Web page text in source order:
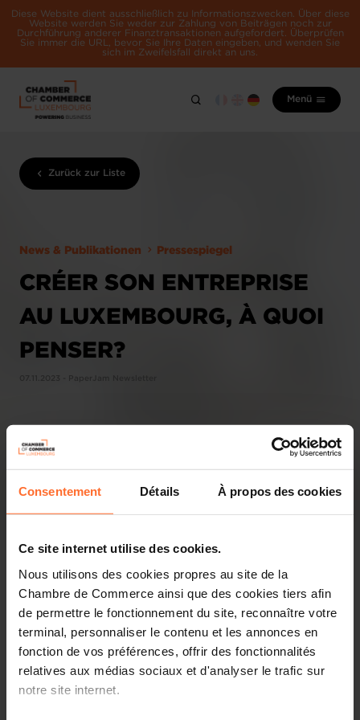
Consentement Détails À propos des cookies
Ce site internet utilise des cookies.
Nous utilisons des cookies propres au site de la
Chambre de Commerce ainsi que des cookies tiers afin
de permettre le fonctionnement du site, reconnaître votre
terminal, personnaliser le contenu et les annonces en
fonction de vos préférences, offrir des fonctionnalités
relatives aux médias sociaux et d'analyser le trafic sur
notre site internet.
Diese Website dient ausschließlich zu Informationszwecken. Über diese
Website werden Sie weder zur Zahlung von Beiträgen noch zur
Durchführung anderer Finanztransaktionen aufgefordert. Überprüfen
Sie immer die URL, bevor Sie Ihre Daten eingeben, und wenden Sie
sich im Zweifelsfall direkt an uns.
Menü
Zurück zur Liste
News & Publikationen Pressespiegel
CRÉER SON ENTREPRISE
AU LUXEMBOURG, À QUOI
PENSER?
Pressespiegel
Diesen Artikel teilen